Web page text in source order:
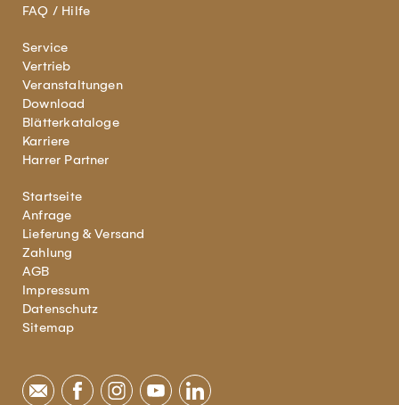
FAQ / Hilfe
Service
Vertrieb
Veranstaltungen
Download
Blätterkataloge
Karriere
Harrer Partner
Startseite
Anfrage
Lieferung & Versand
Zahlung
AGB
Impressum
Datenschutz
Sitemap